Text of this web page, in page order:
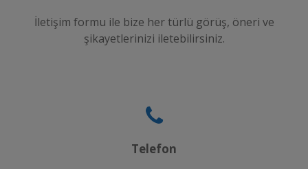
İletişim formu ile bize her türlü görüş, öneri ve
şikayetlerinizi iletebilirsiniz.
Telefon